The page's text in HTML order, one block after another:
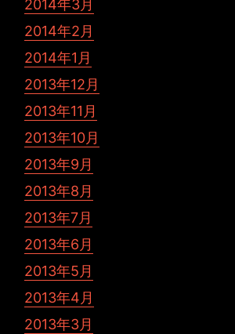
2014年3月
2014年2月
2014年1月
2013年12月
2013年11月
2013年10月
2013年9月
2013年8月
2013年7月
2013年6月
2013年5月
2013年4月
2013年3月